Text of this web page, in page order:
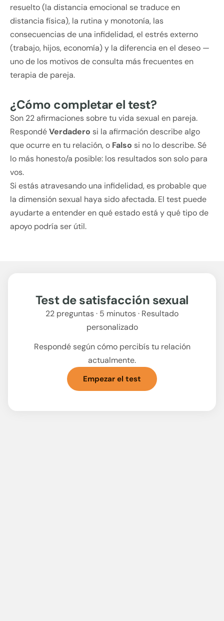
resuelto (la distancia emocional se traduce en
distancia física), la rutina y monotonía, las
consecuencias de una infidelidad, el estrés externo
(trabajo, hijos, economía) y la diferencia en el deseo —
uno de los motivos de consulta más frecuentes en
terapia de pareja.
¿Cómo completar el test?
Son 22 afirmaciones sobre tu vida sexual en pareja.
RespondéVerdadero si la afirmación describe algo
que ocurre en tu relación, o Falso si no lo describe. Sé
lo más honesto/a posible: los resultados son solo para
vos.
Si estás atravesando una infidelidad, es probable que
la dimensión sexual haya sido afectada. El test puede
ayudarte a entender en qué estado está y qué tipo de
apoyo podría ser útil.
Test de satisfacción sexual
22 preguntas · 5 minutos · Resultado
personalizado
Respondé según cómo percibís tu relación
actualmente.
Empezar el test